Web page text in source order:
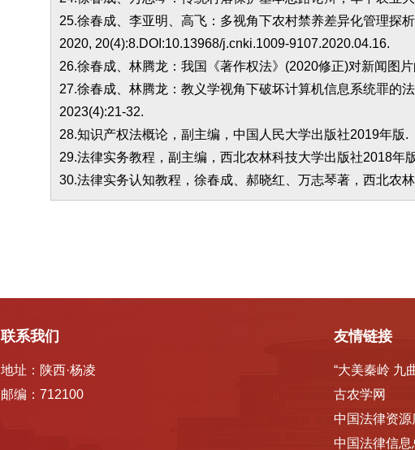
25.徐春成、李亚明、高飞：多视角下农村禁养差异化管理探
2020, 20(4):8.DOI:10.13968/j.cnki.1009-9107.2020.04.16.
26.徐春成、林腾龙：我国《著作权法》(2020修正)对新闻图
27.徐春成、林腾龙：教义学视角下破坏计算机信息系统罪的
2023(4):21-32.
28.知识产权法概论，副主编，中国人民大学出版社2019年版.
29.法律实务教程，副主编，西北农林科技大学出版社2018年版
30.法律实务认知教程，徐春成、郝晓红、万志琴著，西北农
联系我们
地址：陕西·杨凌
邮编：712100
友情链接
“大美秦岭 九
古农学网
中国法律资源
中国法律信息